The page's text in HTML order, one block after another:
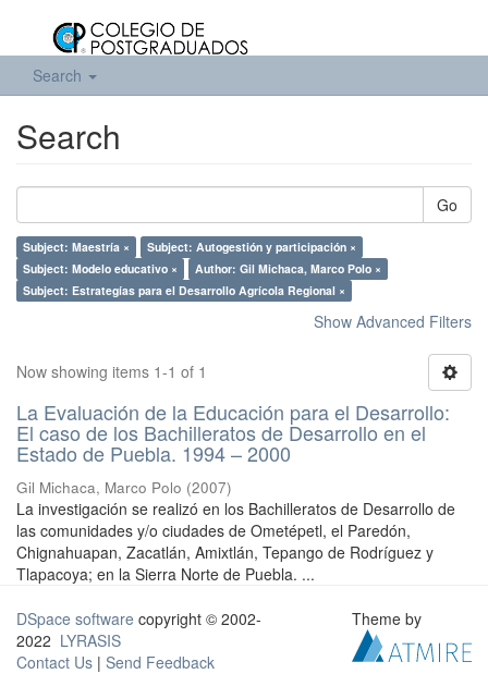
Search
Search
Go
Subject: Maestría ×
Subject: Autogestión y participación ×
Subject: Modelo educativo ×
Author: Gil Michaca, Marco Polo ×
Subject: Estrategías para el Desarrollo Agrícola Regional ×
Show Advanced Filters
Now showing items 1-1 of 1
La Evaluación de la Educación para el Desarrollo:
El caso de los Bachilleratos de Desarrollo en el
Estado de Puebla. 1994 – 2000
Gil Michaca, Marco Polo (2007)
La investigación se realizó en los Bachilleratos de Desarrollo de
las comunidades y/o ciudades de Ometépetl, el Paredón,
Chignahuapan, Zacatlán, Amixtlán, Tepango de Rodríguez y
Tlapacoya; en la Sierra Norte de Puebla. ...
DSpace software copyright © 2002-
2022 LYRASIS
Contact Us | Send Feedback
Theme by